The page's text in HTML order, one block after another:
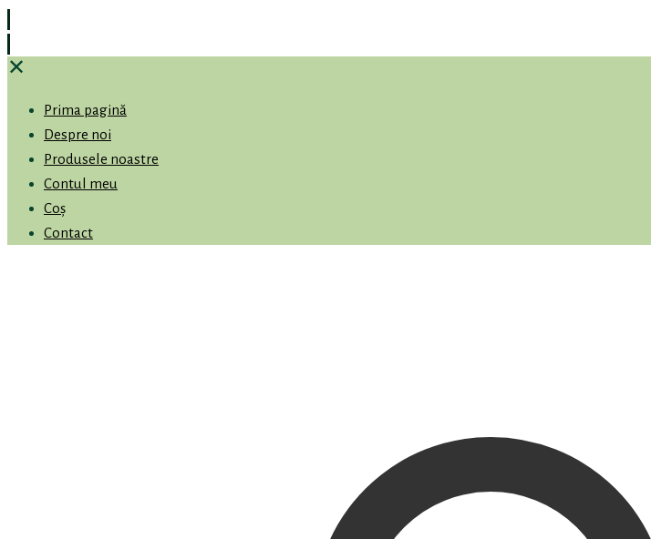
✕
Prima pagină
Despre noi
Produsele noastre
Contul meu
Coș
Contact